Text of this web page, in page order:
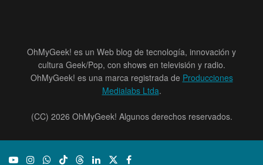
OhMyGeek! es un Web blog de tecnología, innovación y
cultura Geek/Pop, con shows en televisión y radio.
OhMyGeek! es una marca registrada de Producciones
Medialabs Ltda.
(CC) 2026 OhMyGeek! Algunos derechos reservados.